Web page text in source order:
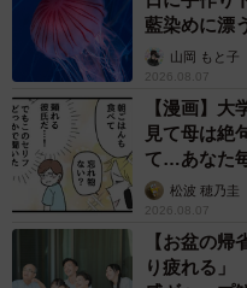
藍染めに漂
ごい」山岡 もと子
2026.08.07
【漫画】
見て母は絶
て…あなた
松波 穂乃圭
2026.08.07
【お盆の帰
り疲れる」